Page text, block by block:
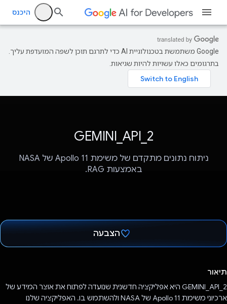
היכנס
‫Google משתמשת בטכנולוגיית AI כדי לתרגם תוכן לשפה המועדפת עליך.
בתרגומים כאלו עשויות להיות שגיאות.
GEMINI_API_2
ניתוח נתונים מתקדם של משימת Apollo 11 של NASA
באמצעות RAG.
הצבעה
תיאור
GEMINI_API_2 היא אפליקציה חדשנית שנועדה לפתוח את אוצר המידע של
ארכיוני משימת Apollo 11 של NASA ולהשתמש בו. האפליקציה שלנו